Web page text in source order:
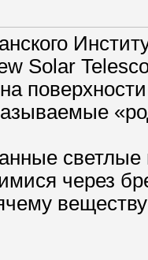
Solar
через